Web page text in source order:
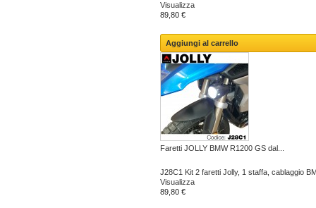
Visualizza
89,80 €
Aggiungi al carrello
Faretti JOLLY BMW R1200 GS dal...
J28C1 Kit 2 faretti Jolly, 1 staffa, cablaggio
Visualizza
89,80 €